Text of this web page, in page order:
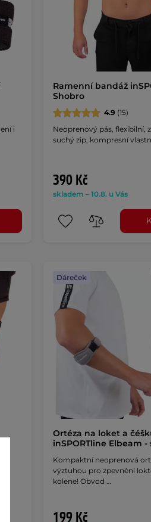
i
Ramenní bandáž
Shobro
4.9 (15)
Neoprenový pás, flexibilní,
suchý zip, kompresní
390 Kč
skladem – 10.8. u Vás
Dáreček
Ortéza na loket a
inSPORTline Elbeam -
Kompaktní neoprenová
výztuhou pro zpevnění
kolene! Obvod …
199 Kč